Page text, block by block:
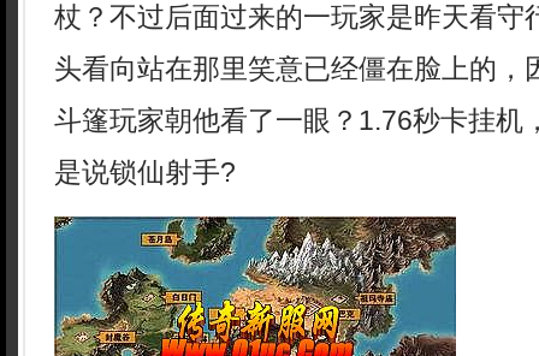
杖？不过后面过来的一玩家是昨天看守
头看向站在那里笑意已经僵在脸上的，
斗篷玩家朝他看了一眼？1.76秒卡挂机
是说锁仙射手?